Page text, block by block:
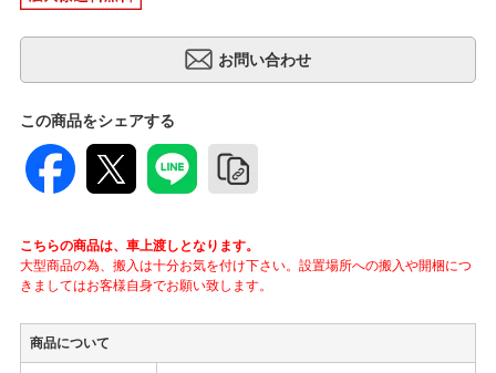
この商品をシェアする
こちらの商品は、車上渡しとなります。
大型商品の為、搬入は十分お気を付け下さい。設置場所への搬入や開梱につ
きましてはお客様自身でお願い致します。
商品について